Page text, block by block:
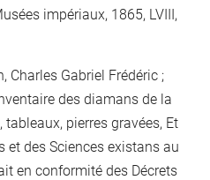
impériaux, 1865, LVIII,
Charles Gabriel Frédéric ;
des diamans de la
tableaux, pierres gravées, Et
et des Sciences existans au
en conformité des Décrets